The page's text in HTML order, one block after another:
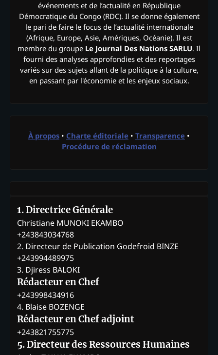
événements et de l’actualité en République
Démocratique du Congo (RDC). Il se donne également
le pari de faire le focus de l’actualité internationale
(Afrique, Europe, Asie, Amériques, Océanie). Il est
membre du groupe Le Journal Des Nations SARLU. Il
fourni des analyses approfondies et des reportages
variés sur des sujets allant de la politique à la culture,
en passant par l'économie et les enjeux sociaux.
À propos • Charte éditoriale • Transparence •
Procédure de réclamation
1. Directrice Générale
Christiane MUNOKI EKAMBO
+243843034768
2. Directeur de Publication Godefroid BINZE
+243994489975
3. Djiress BALOKI
Rédacteur en Chef
+243998434916
4. Blaise BOZENGE
Rédacteur en Chef adjoint
+243821755775
5. Directeur des Ressources Humaines